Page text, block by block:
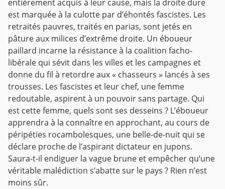
entièrement acquis à leur cause, mais la droite dure
est marquée à la culotte par d’éhontés fascistes. Les
retraités pauvres, traités en parias, sont jetés en
pâture aux milices d’extrême droite. Un éboueur
paillard incarne la résistance à la coalition facho-
libérale qui sévit dans les villes et les campagnes et
donne du fil à retordre aux « chasseurs » lancés à ses
trousses. Les fascistes et leur chef, une femme
redoutable, aspirent à un pouvoir sans partage. Qui
est cette femme, quels sont ses desseins ? L’éboueur
apprendra à la connaître en approchant, au cours de
péripéties rocambolesques, une belle-de-nuit qui se
déclare proche de l’aspirant dictateur en jupons.
Saura-t-il endiguer la vague brune et empêcher qu’une
véritable malédiction s’abatte sur le pays ? Rien n’est
moins sûr.